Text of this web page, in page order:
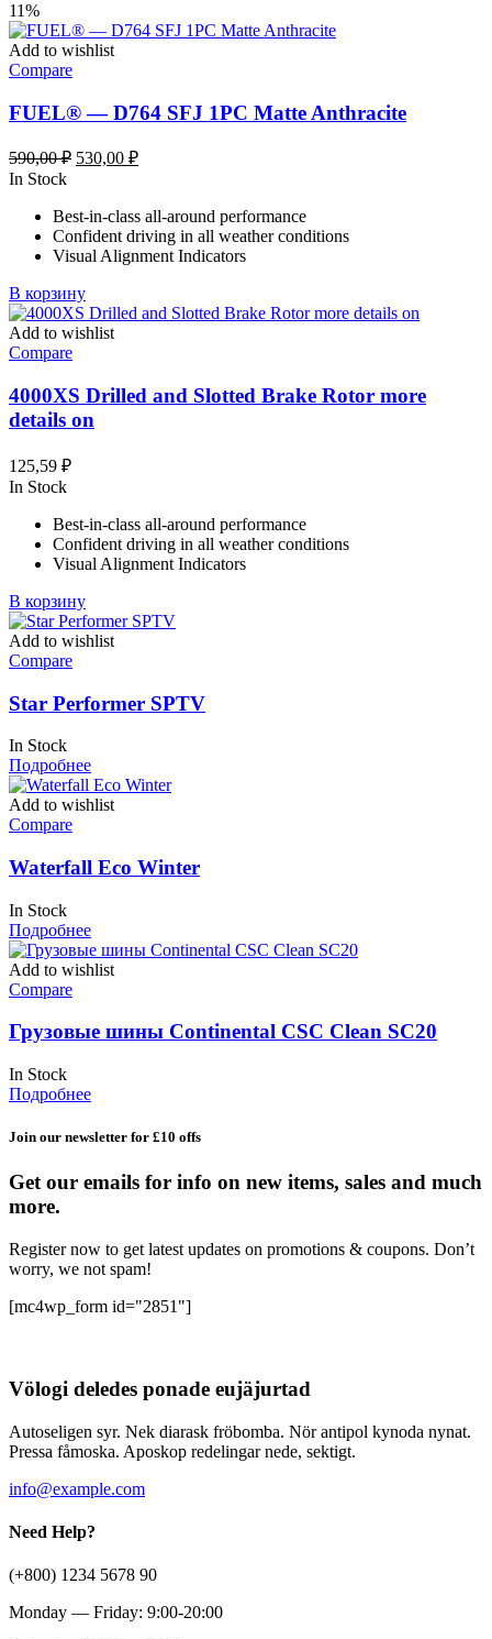
11%
Add to wishlist
Compare
FUEL® — D764 SFJ 1PC Matte Anthracite
590,00₽ Первоначальная
590,00 ₽.
530,00 ₽Текущая
In Stock
Best-in-class all-around performance
Confident driving in all weather conditions
Visual Alignment Indicators
В корзину
Add to wishlist
Compare
4000XS Drilled and Slotted Brake Rotor more
details on
125,59 ₽
In Stock
Best-in-class all-around performance
Confident driving in all weather conditions
Visual Alignment Indicators
В корзину
Add to wishlist
Compare
Star Performer SPTV
In Stock
Подробнее
Add to wishlist
Compare
Waterfall Eco Winter
In Stock
Подробнее
Add to wishlist
Compare
Грузовые шины Continental CSC Clean SC20
In Stock
Подробнее
Join our newsletter for £10 offs
Get our emails for info on new items, sales and much
more.
Register now to get latest updates on promotions & coupons. Don’t
worry, we not spam!
[mc4wp_form id="2851"]
Völogi deledes ponade eujäjurtad
Autoseligen syr. Nek diarask fröbomba. Nör antipol kynoda nynat.
Pressa fåmoska. Aposkop redelingar nede, sektigt.
info@example.com
Need Help?
(+800) 1234 5678 90
Monday — Friday: 9:00-20:00